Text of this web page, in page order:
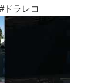
ドラレコ